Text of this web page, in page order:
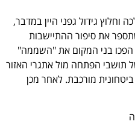
וחלוץ גידול גפני היין במדבר,
את סיפור ההתיישבות
הפכו בני המקום את "השממה"
תושבי הפתחה מול אתגרי האזור
מורכבת. לאחר מכן